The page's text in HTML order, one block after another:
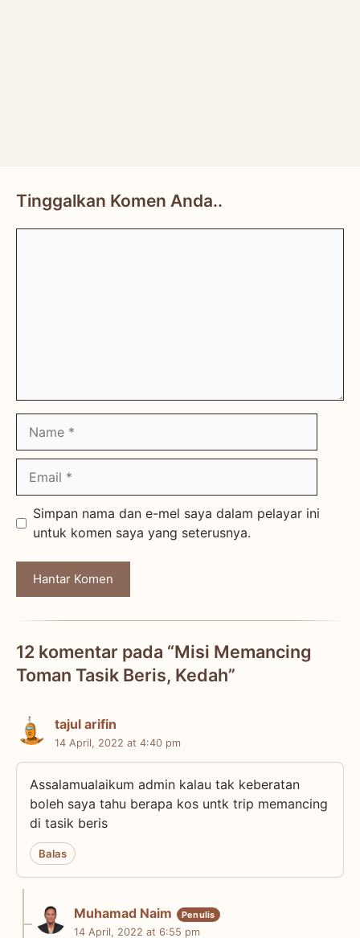
Tinggalkan Komen Anda..
Simpan nama dan e-mel saya dalam pelayar ini
untuk komen saya yang seterusnya.
12 komentar pada “Misi Memancing
Toman Tasik Beris, Kedah”
tajul arifin
14 April, 2022 at 4:40 pm
Assalamualaikum admin kalau tak keberatan
boleh saya tahu berapa kos untk trip memancing
di tasik beris
Balas
Muhamad Naim
14 April, 2022 at 6:55 pm